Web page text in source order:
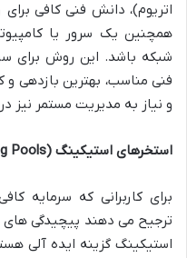
اتریوم)، دانش فنی کافی برای
شبکه باشد. این روش برای
فنی مناسب، بهترین بازدهی و
و نیاز به مدیریت مستمر نیز
استخرهای استیکینگ (Staking Pools): سادگی و دسترسی پذیری
برای کاربرانی که سرمایه
ترجیح می دهند پیچیدگی های
استیکینگ گزینه ایده آلی